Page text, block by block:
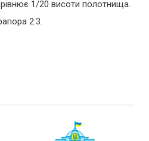
1/20 висоти полотнища.
2:3.